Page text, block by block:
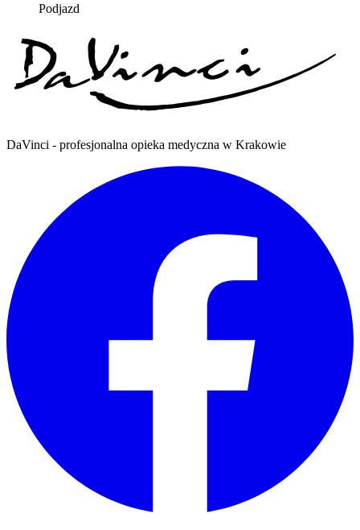
Podjazd
DaVinci - profesjonalna opieka medyczna w Krakowie